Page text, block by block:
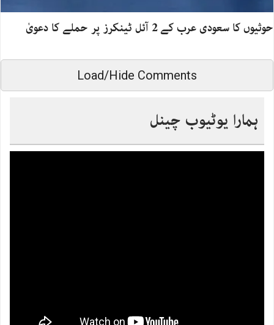
حوثیوں کا سعودی عرب کے 2 آئل ٹینکرز پر حملے کا دعویٰ
Load/Hide Comments
ہمارا یوٹیوب چینل